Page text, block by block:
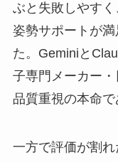
ぶと失敗しやす
姿勢サポートが
た。Geminiと
子専門メーカー・
品質重視の本命で
一方で評価が割